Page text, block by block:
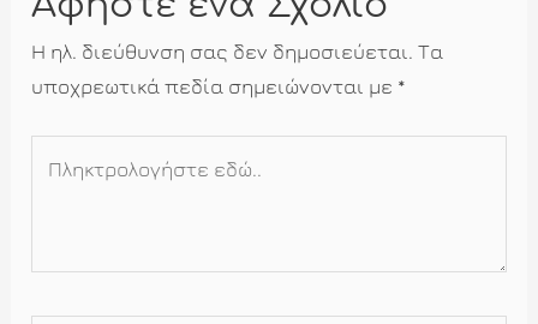
Η ηλ. διεύθυνση σας δεν δημοσιεύεται. Τα
υποχρεωτικά πεδία σημειώνονται με *